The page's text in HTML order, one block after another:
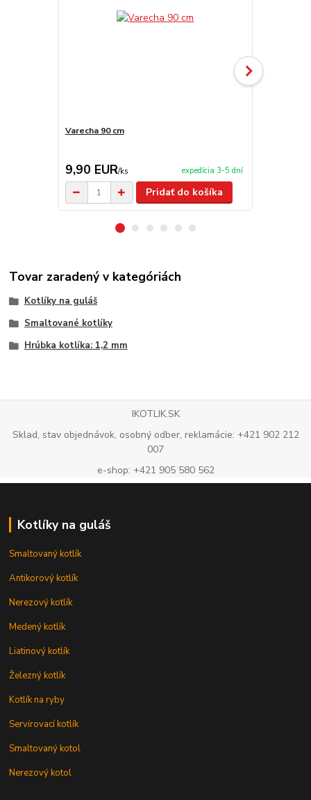
Varecha 90 cm
9,90 EUR/ks expedícia 3-5 dní
Pridať do košíka
Tovar zaradený v kategóriách
Kotlíky na guláš
Smaltované kotlíky
Hrúbka kotlíka: 1,2 mm
IKOTLIK.SK
Sklad, stav objednávok, osobný odber, reklamácie: +421 902 212
007
e-shop: +421 905 580 562
Kotlíky na guláš
Smaltovaný kotlík
Antikorový kotlík
Nerezový kotlík
Medený kotlík
Liatinový kotlík
Železný kotlík
Kotlík na ryby
Servírovací kotlík
Smaltovaný kotol
Nerezový kotol